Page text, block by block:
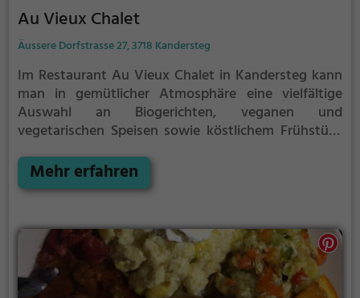
Au Vieux Chalet
Äussere Dorfstrasse 27, 3718 Kandersteg
Im Restaurant Au Vieux Chalet in Kandersteg kann
man in gemütlicher Atmosphäre eine vielfältige
Auswahl an Biogerichten, veganen und
vegetarischen Speisen sowie köstlichem Frühstück
qualitativ hochwertige und nachhaltige Zutaten
gelegt, die zu schmackhaften Gerichten verarbeitet
die breite Getränkeauswahl lässt keine Wünsche
offen. Tauche ein in diese gastronomische Oase
mitten in den Bergen und lass dich von den
kulinarischen Köstlichkeiten verzaubern.
Mehr erfahren